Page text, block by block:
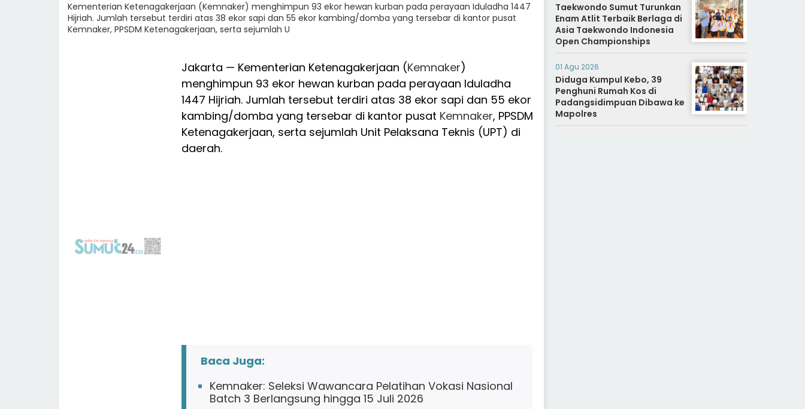
Kementerian Ketenagakerjaan (Kemnaker) menghimpun 93 ekor hewan kurban pada perayaan Iduladha 1447
Hijriah. Jumlah tersebut terdiri atas 38 ekor sapi dan 55 ekor kambing/domba yang tersebar di kantor pusat
Kemnaker, PPSDM Ketenagakerjaan, serta sejumlah U
Jakarta — Kementerian Ketenagakerjaan (Kemnaker)
menghimpun 93 ekor hewan kurban pada perayaan Iduladha
1447 Hijriah. Jumlah tersebut terdiri atas 38 ekor sapi dan 55 ekor
kambing/domba yang tersebar di kantor pusat Kemnaker, PPSDM
Ketenagakerjaan, serta sejumlah Unit Pelaksana Teknis (UPT) di
daerah.
Baca Juga:
Kemnaker: Seleksi Wawancara Pelatihan Vokasi Nasional
Batch 3 Berlangsung hingga 15 Juli 2026
Taekwondo Sumut Turunkan
Enam Atlit Terbaik Berlaga di
Asia Taekwondo Indonesia
Open Championships
01 Agu 2026
Diduga Kumpul Kebo, 39
Penghuni Rumah Kos di
Padangsidimpuan Dibawa ke
Mapolres